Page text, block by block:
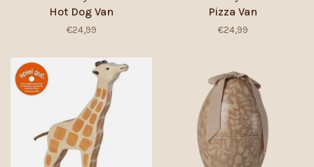
Hot Dog Van
€24,99
Pizza Van
€24,99